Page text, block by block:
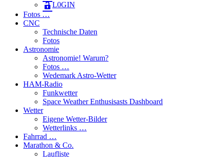
L​0​​GIN
Fotos …
CNC
Technische Daten
Fotos
Astronomie
Astronomie! Warum?
Fotos …
Wedemark Astro-Wetter
HAM-Radio
Funkwetter
Space Weather Enthusisasts Dashboard
Wetter
Eigene Wetter-Bilder
Wetterlinks …
Fahrrad …
Marathon & Co.
Laufliste